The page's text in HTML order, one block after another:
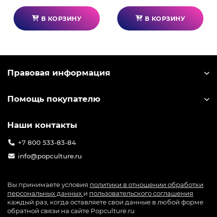
В КОРЗИНУ В КОРЗИНУ
Правовая информация
Помощь покупателю
Наши контакты
+7 800 533-83-84
info@popculture.ru
Вы принимаете условия политики в отношении обработки
персональных данных и пользовательского соглашения
каждый раз, когда оставляете свои данные в любой форме
обратной связи на сайте Popculture.ru